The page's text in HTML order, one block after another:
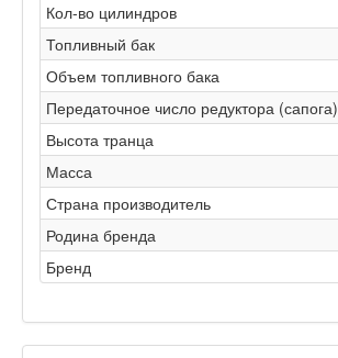
Кол-во цилиндров
Топливный бак
Объем топливного бака
Передаточное число редуктора (сапога)
Высота транца
Масса
Страна производитель
Родина бренда
Бренд